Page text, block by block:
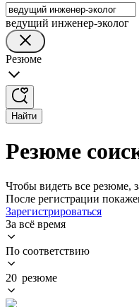
ведущий инженер-эколог
Резюме
Найти
Резюме
Чтобы видеть все резюме,
После регистрации
Зарегистрироваться
За всё время
По соответствию
20 резюме